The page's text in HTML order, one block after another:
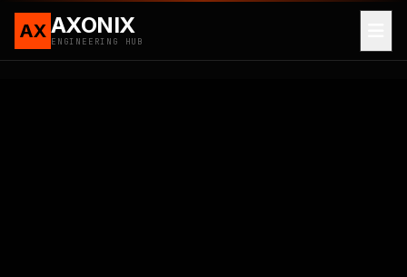
AX AXONIX
ENGINEERING HUB